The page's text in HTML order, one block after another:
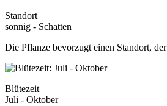
Standort
sonnig - Schatten
Die Pflanze bevorzugt einen Standort,
Blütezeit
Juli - Oktober